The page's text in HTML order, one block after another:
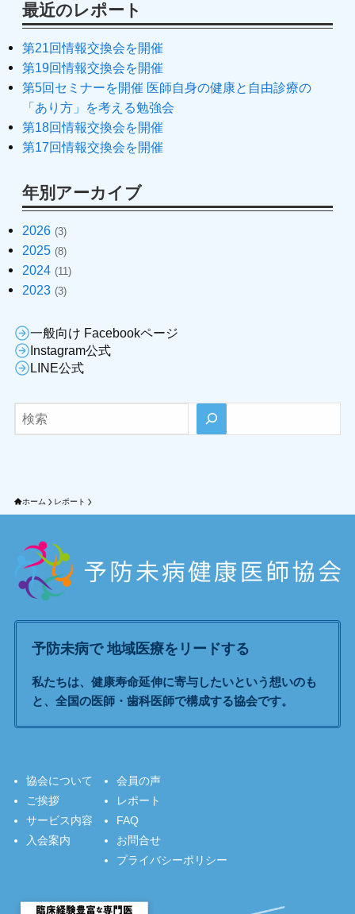
最近のレポート
第21回情報交換会を開催
第19回情報交換会を開催
第5回セミナーを開催 医師自身の健康と自由診療の
「あり方」を考える勉強会
第18回情報交換会を開催
第17回情報交換会を開催
年別アーカイブ
2026 (3)
2025 (8)
2024 (11)
2023 (3)
一般向け Facebookページ
Instagram公式
LINE公式
検索
ホーム レポート
予防未病で 地域医療をリードする
私たちは、健康寿命延伸に寄与したいという想いのも
と、全国の医師・歯科医師で構成する協会です。
協会について
ご挨拶
サービス内容
入会案内
会員の声
レポート
FAQ
お問合せ
プライバシーポリシー